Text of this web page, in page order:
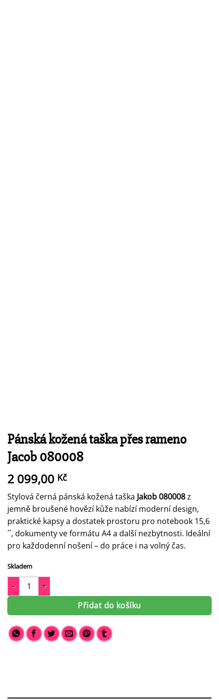
Pánská kožená taška přes rameno
Jacob 080008
2 099,00 Kč
Stylová černá pánská kožená taška Jakob 080008z
jemně broušené hovězí kůže nabízí moderní design,
praktické kapsy a dostatek prostoru pro notebook 15,6
´´, dokumenty ve formátu A4 a další nezbytnosti. Ideální
pro každodenní nošení – do práce i na volný čas.
Skladem
Pánská kožená taška přes rameno Jacob 080008 množství
Přidat do košíku